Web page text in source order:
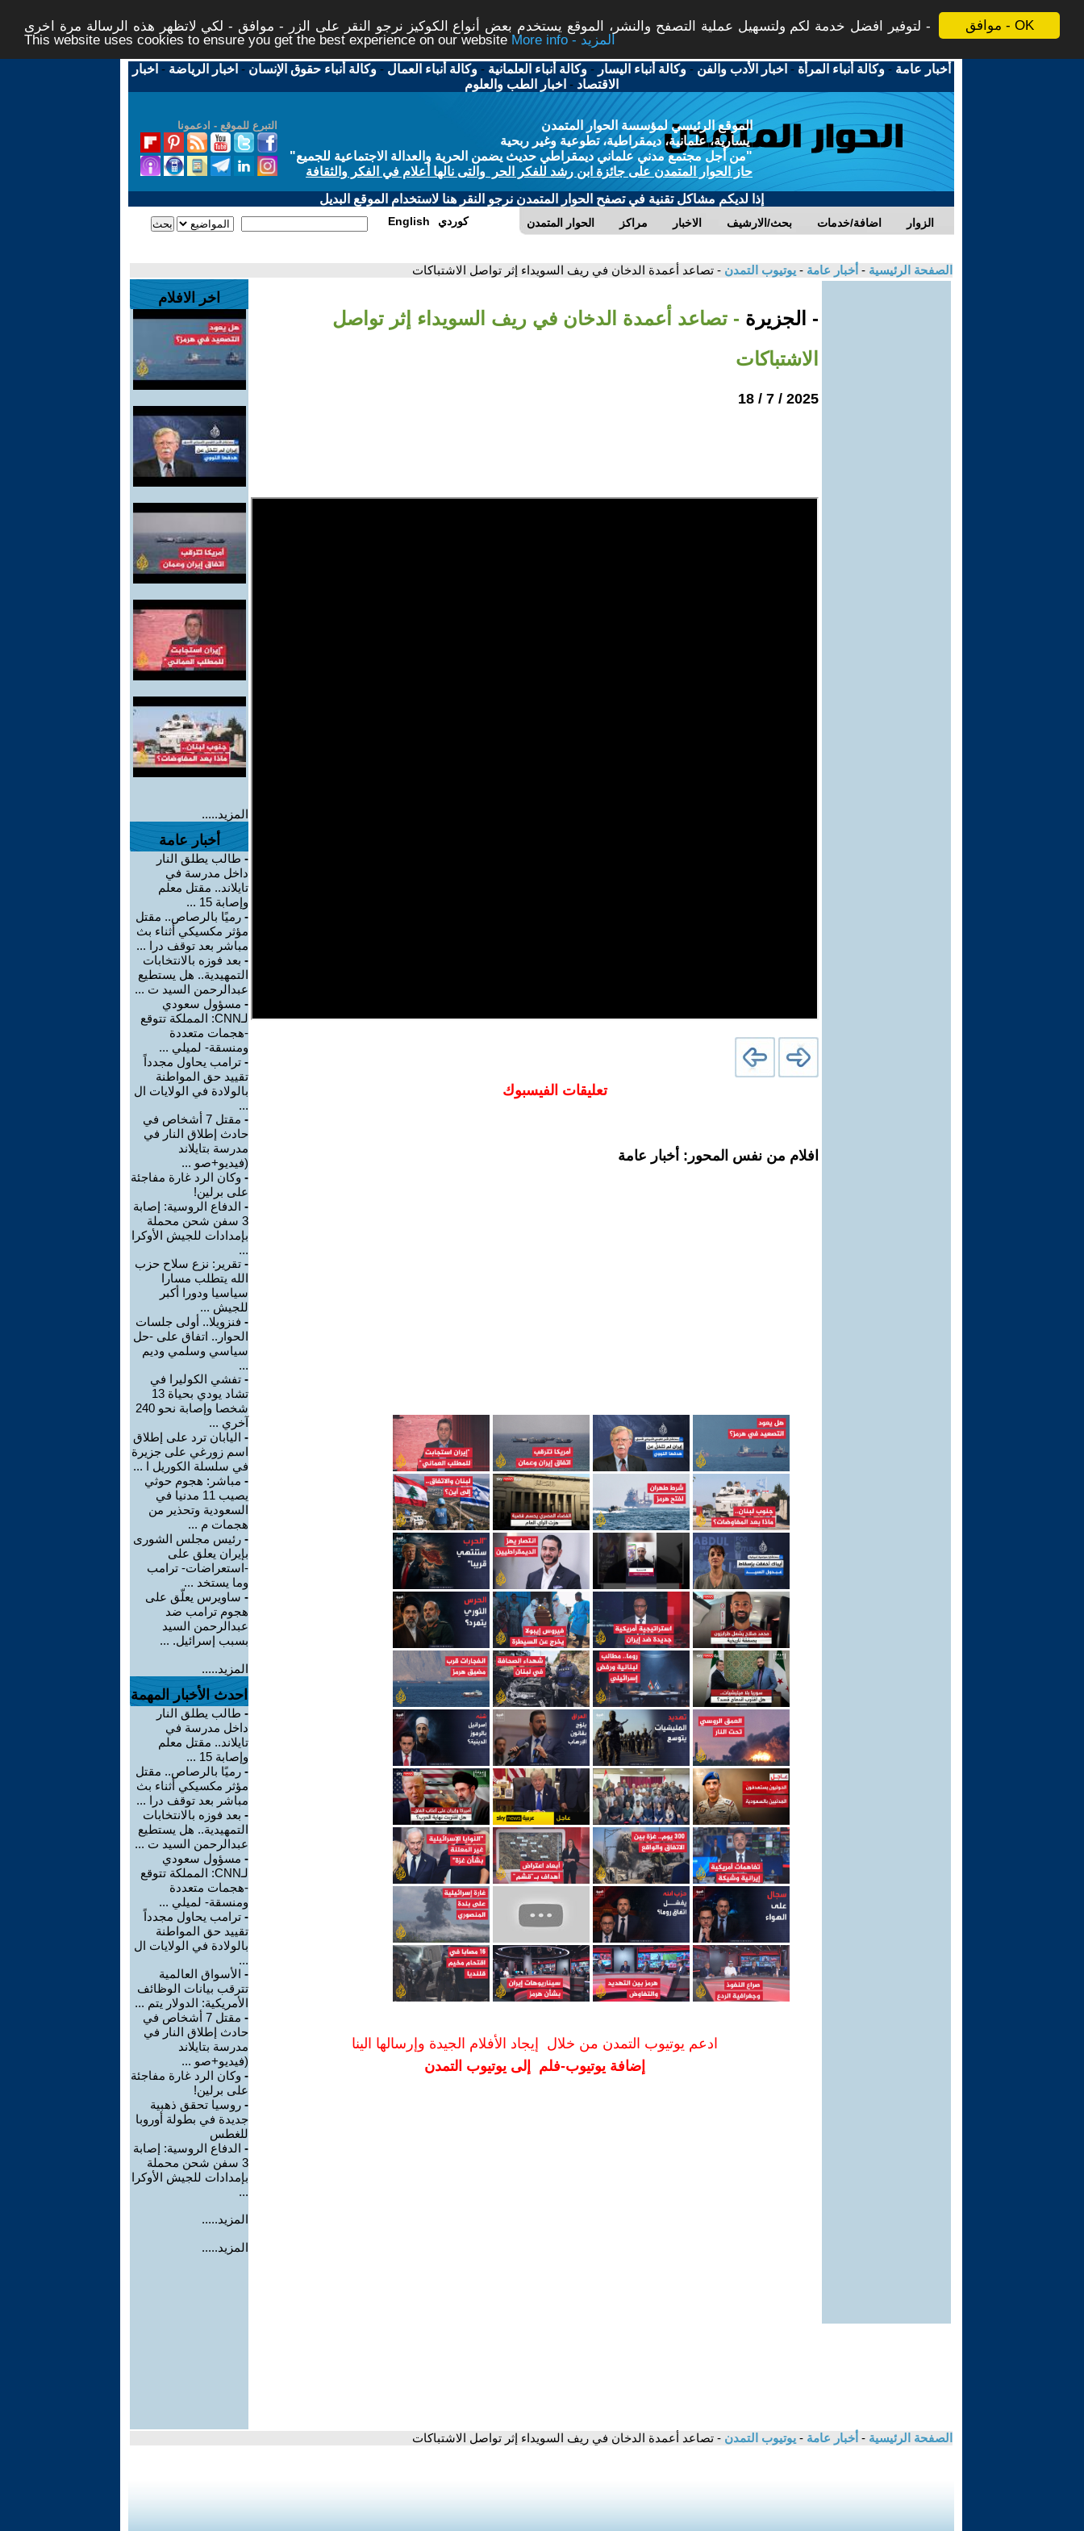
موافق - OK
لتوفير افضل خدمة لكم ولتسهيل عملية التصفح والنشر، الموقع يستخدم بعض أنواع الكوكيز نرجو النقر على الزر - موافق - لكي لاتظهر هذه الرسالة مرة اخرى -
This website uses cookies to ensure you get the best experience on our website
More info - المزيد
أخبار عامة -وكالة أنباء المرأة - اخبار الأدب والفن -وكالة أنباء اليسار -وكالة أنباء العلمانية -وكالة أنباء العمال -وكالة أنباء حقوق الإنسان - اخبار الرياضة - اخبار
الاقتصاد - اخبار الطب والعلوم
التبرع للموقع - ادعمونا
الموقع الرئيسي لمؤسسة الحوار المتمدن
يسارية، علمانية، ديمقراطية، تطوعية وغير ربحية
"من أجل مجتمع مدني علماني ديمقراطي حديث يضمن الحرية والعدالة الاجتماعية للجميع"
حاز الحوار المتمدن على جائزة ابن رشد للفكر الحر والتى نالها أعلام في الفكر والثقافة
إذا لديكم مشاكل تقنية في تصفح الحوار المتمدن نرجو النقر هنا لاستخدام الموقع البديل
الحوار المتمدن مراكز الاخبار بحث/الارشيف اضافة/خدمات الزوار English كوردي
الصفحة الرئيسية - أخبار عامة - يوتيوب التمدن - تصاعد أعمدة الدخان في ريف السويداء إثر تواصل الاشتباكات
- الجزيرة - تصاعد أعمدة الدخان في ريف السويداء إثر تواصل
الاشتباكات
2025 / 7 / 18
تعليقات الفيسبوك
افلام من نفس المحور: أخبار عامة
ادعم يوتيوب التمدن من خلال إيجاد الأفلام الجيدة وإرسالها الينا
إضافة يوتيوب-فلم إلى يوتيوب التمدن
اخر الافلام
المزيد.....
أخبار عامة
- طالب يطلق النار
داخل مدرسة في
تايلاند.. مقتل معلم
وإصابة 15 ...
- رميًا بالرصاص.. مقتل
مؤثر مكسيكي أثناء بث
مباشر بعد توقف درا ...
- بعد فوزه بالانتخابات
التمهيدية.. هل يستطيع
عبدالرحمن السيد ت ...
- مسؤول سعودي
لـCNN: المملكة تتوقع
-هجمات متعددة
ومنسقة- لميلي ...
- ترامب يحاول مجدداً
تقييد حق المواطنة
بالولادة في الولايات ال
...
-
مقتل 7 أشخاص في
حادث إطلاق النار في
مدرسة بتايلاند
(فيديو+صو ...
- وكان الرد غارة مفاجئة
على برلين!
- الدفاع الروسية: إصابة
3 سفن شحن محملة
بإمدادات للجيش الأوكرا
...
- تقرير: نزع سلاح حزب
الله يتطلب مسارا
سياسيا ودورا أكبر
للجيش ...
- فنزويلا.. أولى جلسات
الحوار.. اتفاق على -حل
سياسي وسلمي وديم
...
- تفشي الكوليرا في
تشاد يودي بحياة 13
شخصا وإصابة نحو 240
آخري ...
- اليابان ترد على إطلاق
اسم زورغي على جزيرة
في سلسلة الكوريل ا ...
- مباشر: هجوم حوثي
يصيب 11 مدنيا في
السعودية وتحذير من
هجمات م ...
- رئيس مجلس الشورى
بإيران يعلق على
-استعراضات- ترامب
وما يستخد ...
- ساويرس يعلّق على
هجوم ترامب ضد
عبدالرحمن السيد
بسبب إسرائيل. ...
المزيد.....
احدث الأخبار المهمة
- طالب يطلق النار
داخل مدرسة في
تايلاند.. مقتل معلم
وإصابة 15 ...
- رميًا بالرصاص.. مقتل
مؤثر مكسيكي أثناء بث
مباشر بعد توقف درا ...
- بعد فوزه بالانتخابات
التمهيدية.. هل يستطيع
عبدالرحمن السيد ت ...
- مسؤول سعودي
لـCNN: المملكة تتوقع
-هجمات متعددة
ومنسقة- لميلي ...
- ترامب يحاول مجدداً
تقييد حق المواطنة
بالولادة في الولايات ال
...
- الأسواق العالمية
تترقب بيانات الوظائف
الأمريكية: الدولار يتم ...
-
مقتل 7 أشخاص في
حادث إطلاق النار في
مدرسة بتايلاند
(فيديو+صو ...
- وكان الرد غارة مفاجئة
على برلين!
- روسيا تحقق ذهبية
جديدة في بطولة أوروبا
للغطس
- الدفاع الروسية: إصابة
3 سفن شحن محملة
بإمدادات للجيش الأوكرا
...
المزيد.....
المزيد.....
الصفحة الرئيسية - أخبار عامة - يوتيوب التمدن - تصاعد أعمدة الدخان في ريف السويداء إثر تواصل الاشتباكات